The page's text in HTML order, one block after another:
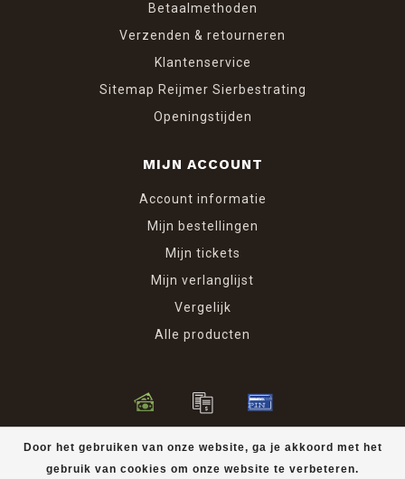
Door het gebruiken van onze website, ga je akkoord met het
gebruik van cookies om onze website te verbeteren.
Betaalmethoden
Verzenden & retourneren
Klantenservice
Sitemap Reijmer Sierbestrating
Openingstijden
MIJN ACCOUNT
Account informatie
Mijn bestellingen
Mijn tickets
Mijn verlanglijst
Vergelijk
Alle producten
© Copyright 2026 Reijmer Sierbestrating